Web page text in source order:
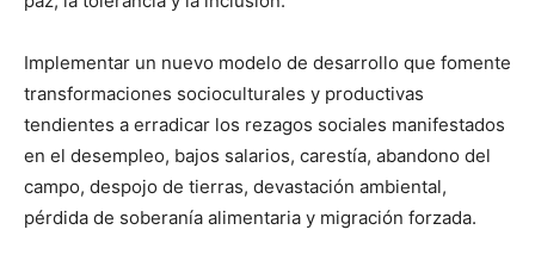
Implementar un nuevo modelo de desarrollo que fomente
transformaciones socioculturales y productivas
tendientes a erradicar los rezagos sociales manifestados
en el desempleo, bajos salarios, carestía, abandono del
campo, despojo de tierras, devastación ambiental,
pérdida de soberanía alimentaria y migración forzada.